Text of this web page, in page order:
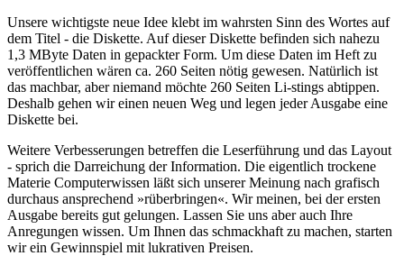
Unsere wichtigste neue Idee klebt im wahrsten Sinn des Wortes auf
dem Titel - die Diskette. Auf dieser Diskette befinden sich nahezu
1,3 MByte Daten in gepackter Form. Um diese Daten im Heft zu
veröffentlichen wären ca. 260 Seiten nötig gewesen. Natürlich ist
das machbar, aber niemand möchte 260 Seiten Li-stings abtippen.
Deshalb gehen wir einen neuen Weg und legen jeder Ausgabe eine
Diskette bei.
Weitere Verbesserungen betreffen die Leserführung und das Layout
- sprich die Darreichung der Information. Die eigentlich trockene
Materie Computerwissen läßt sich unserer Meinung nach grafisch
durchaus ansprechend »rüberbringen«. Wir meinen, bei der ersten
Ausgabe bereits gut gelungen. Lassen Sie uns aber auch Ihre
Anregungen wissen. Um Ihnen das schmackhaft zu machen, starten
wir ein Gewinnspiel mit lukrativen Preisen.